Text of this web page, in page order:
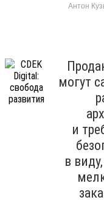
Антон
могут
и
в